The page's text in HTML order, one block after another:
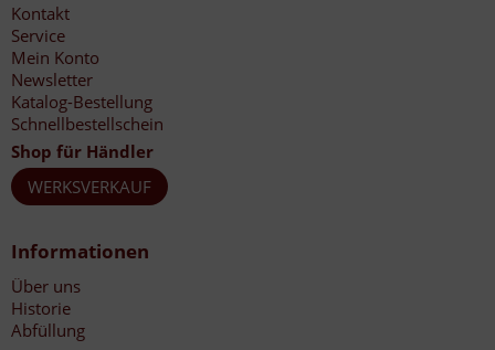
Kontakt
Service
Mein Konto
Newsletter
Katalog-Bestellung
Schnellbestellschein
Shop für Händler
WERKSVERKAUF
Informationen
Über uns
Historie
Abfüllung